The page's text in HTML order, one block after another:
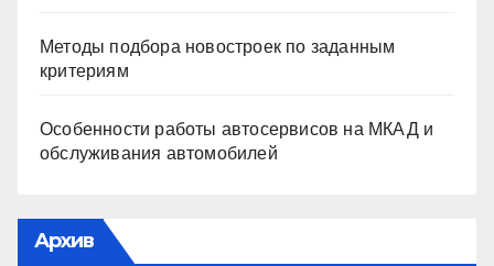
Методы подбора новостроек по заданным
критериям
Особенности работы автосервисов на МКАД и
обслуживания автомобилей
Архив